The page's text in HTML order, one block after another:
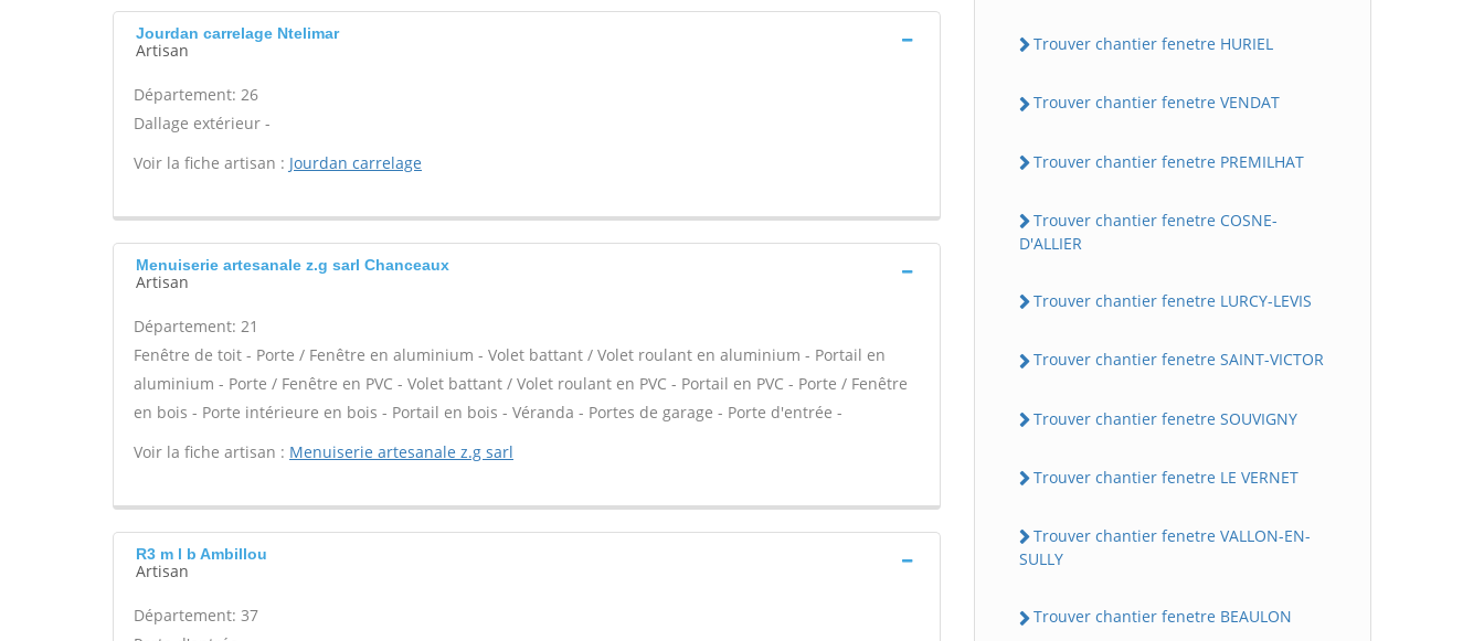
Jourdan carrelage Ntelimar
Artisan
Département: 26
Dallage extérieur -
Voir la fiche artisan : Jourdan carrelage
Menuiserie artesanale z.g sarl Chanceaux
Artisan
Département: 21
Fenêtre de toit - Porte / Fenêtre en aluminium - Volet battant / Volet roulant en aluminium - Portail en
aluminium - Porte / Fenêtre en PVC - Volet battant / Volet roulant en PVC - Portail en PVC - Porte / Fenêtre
en bois - Porte intérieure en bois - Portail en bois - Véranda - Portes de garage - Porte d'entrée -
Voir la fiche artisan : Menuiserie artesanale z.g sarl
R3 m l b Ambillou
Artisan
Département: 37
Trouver chantier fenetre HURIEL
Trouver chantier fenetre VENDAT
Trouver chantier fenetre PREMILHAT
Trouver chantier fenetre COSNE-
D'ALLIER
Trouver chantier fenetre LURCY-LEVIS
Trouver chantier fenetre SAINT-VICTOR
Trouver chantier fenetre SOUVIGNY
Trouver chantier fenetre LE VERNET
Trouver chantier fenetre VALLON-EN-
SULLY
Trouver chantier fenetre BEAULON